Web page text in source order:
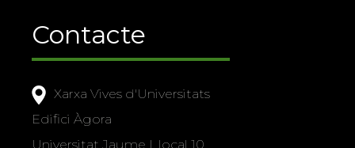
Contacte
Xarxa Vives d'Universitats
Edifici Àgora
Universitat Jaume I, local 10